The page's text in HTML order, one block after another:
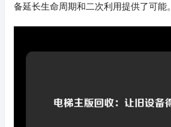
备延长生命周期和二次利用提供了可能。